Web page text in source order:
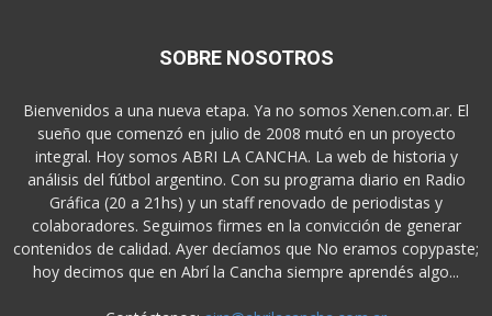
SOBRE NOSOTROS
Bienvenidos a una nueva etapa. Ya no somos Xenen.com.ar. El
sueño que comenzó en julio de 2008 mutó en un proyecto
integral. Hoy somos ABRI LA CANCHA. La web de historia y
análisis del fútbol argentino. Con su programa diario en Radio
Gráfica (20 a 21hs) y un staff renovado de periodistas y
colaboradores. Seguimos firmes en la convicción de generar
contenidos de calidad. Ayer decíamos que No eramos copypaste;
hoy decimos que en Abrí la Cancha siempre aprendés algo...